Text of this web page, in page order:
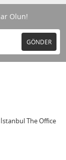
Olun!
GÖNDER
The Office